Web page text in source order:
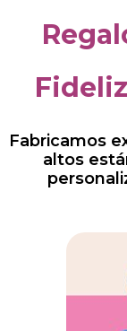
Fabricamos
altos